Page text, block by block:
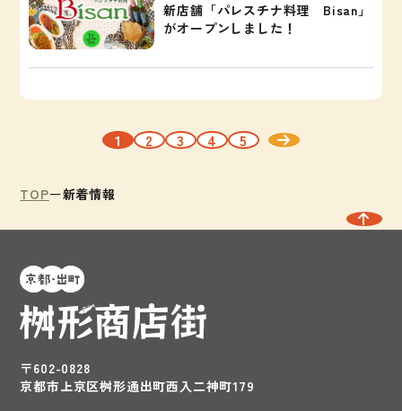
新店舗「パレスチナ料理 Bisan」
がオープンしました！
1 2 3 4 5
TOP 新着情報
〒602-0828
京都市上京区桝形通出町西入二神町179